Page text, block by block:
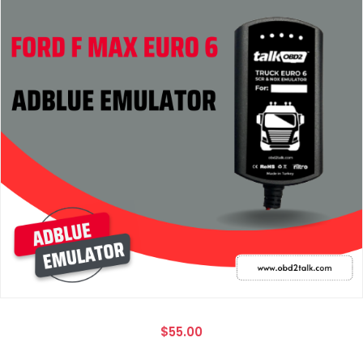
$55.00